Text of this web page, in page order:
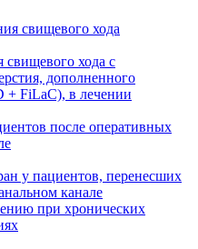
хода с
дополненного
+ FiLaC), в лечении
у пациентов, перенесших
канале